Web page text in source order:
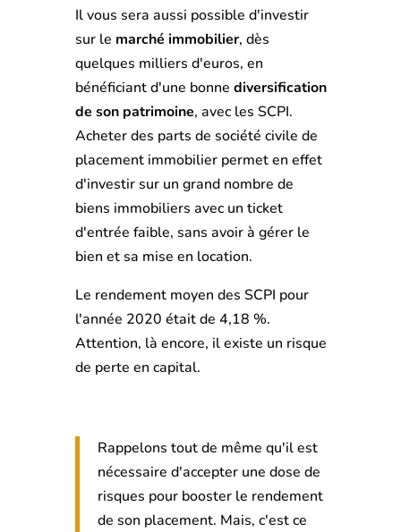
Il vous sera aussi possible d'investir
sur le marché immobilier, dès
quelques milliers d'euros, en
bénéficiant d'une bonne diversification
de son patrimoine, avec les SCPI.
Acheter des parts de société civile de
placement immobilier permet en effet
d'investir sur un grand nombre de
biens immobiliers avec un ticket
d'entrée faible, sans avoir à gérer le
bien et sa mise en location.
Le rendement moyen des SCPI pour
l'année 2020 était de 4,18 %.
Attention, là encore, il existe un risque
de perte en capital.
Rappelons tout de même qu'il est
nécessaire d'accepter une dose de
risques pour booster le rendement
de son placement. Mais, c'est ce